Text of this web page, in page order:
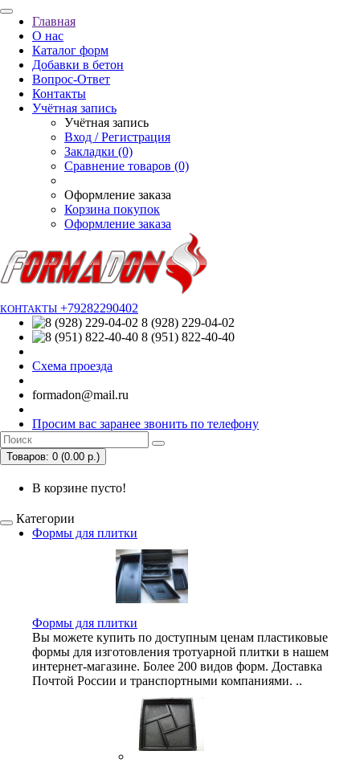
Главная
О нас
Каталог форм
Добавки в бетон
Вопрос-Ответ
Контакты
Учётная запись
Учётная запись
Вход / Регистрация
Закладки (0)
Сравнение товаров (0)
Оформление заказа
Корзина покупок
Оформление заказа
КОНТАКТЫ +79282290402
8 (928) 229-04-02
8 (951) 822-40-40
Схема проезда
formadon@mail.ru
Просим вас заранее звонить по телефону
Товаров: 0 (0.00 р.)
В корзине пусто!
Категории
Формы для плитки
Формы для плитки
Вы можете купить по доступным ценам пластиковые
формы для изготовления тротуарной плитки в нашем
интернет-магазине. Более 200 видов форм. Доставка
Почтой России и транспортными компаниями. ..